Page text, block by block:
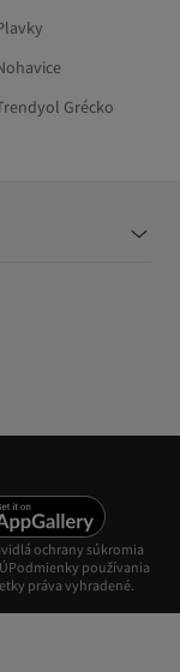
Grécko
práva vyhradené.
ochrany súkromia
Podmienky používania